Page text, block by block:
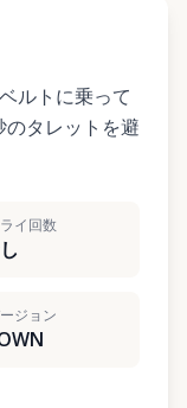
ルトに乗って
タレットを避
イ回数
ジョン